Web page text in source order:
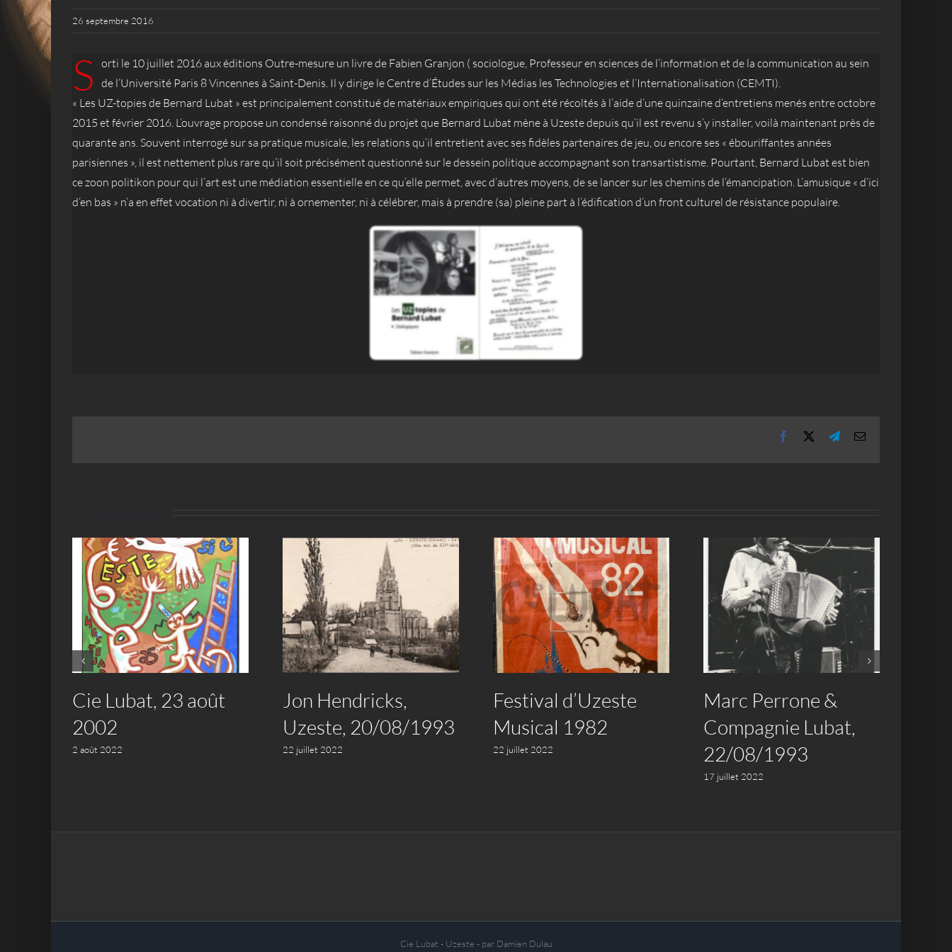
26 septembre 2016
S orti le 10 juillet 2016 aux éditions Outre-mesure un livre de Fabien Granjon ( sociologue, Professeur en sciences de l’information et de la communication au sein
de l’Université Paris 8 Vincennes à Saint-Denis. Il y dirige le Centre d’Études sur les Médias les Technologies et l’Internationalisation (CEMTI).
« Les UZ-topies de Bernard Lubat » est principalement constitué de matériaux empiriques qui ont été récoltés à l’aide d’une quinzaine d’entretiens menés entre octobre
2015 et février 2016. L’ouvrage propose un condensé raisonné du projet que Bernard Lubat mène à Uzeste depuis qu’il est revenu s’y installer, voilà maintenant près de
quarante ans. Souvent interrogé sur sa pratique musicale, les relations qu’il entretient avec ses fidèles partenaires de jeu, ou encore ses « ébouriffantes années
parisiennes », il est nettement plus rare qu’il soit précisément questionné sur le dessein politique accompagnant son transartistisme. Pourtant, Bernard Lubat est bien
ce zoon politikon pour qui l’art est une médiation essentielle en ce qu’elle permet, avec d’autres moyens, de se lancer sur les chemins de l’émancipation. L’amusique « d’ici
d’en bas » n’a en effet vocation ni à divertir, ni à ornementer, ni à célébrer, mais à prendre (sa) pleine part à l’édification d’un front culturel de résistance populaire.
Facebook TelegramEmail
Cie Lubat, 23 août
2002
2 août 2022
Jon Hendricks,
Uzeste, 20/08/1993
22 juillet 2022
Festival d’Uzeste
Musical 1982
22 juillet 2022
Marc Perrone &
Compagnie Lubat,
22/08/1993
17 juillet 2022
Cie Lubat - Uzeste - par Damien Dulau